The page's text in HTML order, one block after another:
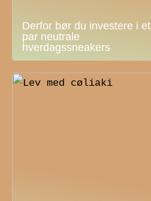
Derfor bør du investere i et
par neutrale
hverdagssneakers